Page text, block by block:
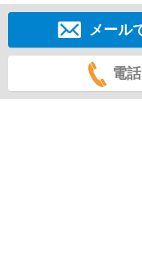
メール
電